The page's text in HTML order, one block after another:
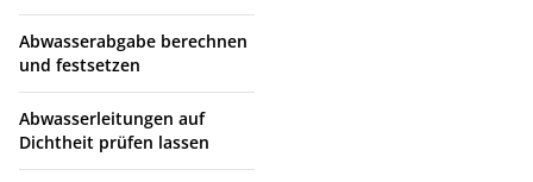
Abwasserabgabe berechnen
und festsetzen
Abwasserleitungen auf
Dichtheit prüfen lassen